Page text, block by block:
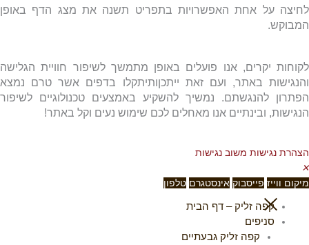
לחיצה על אחת האפשרויות בתפריט תשנה את מצג הדף באופן
המבוקש.
לקוחות יקרים, אנו פועלים באופן מתמשך לשיפור חוויית הגלישה
והנגישות באתר, ועם זאת ייתכןותיתקלו בדפים אשר טרם נמצא
הפתרון להנגשתם. נמשיך להשקיע באמצעים טכנולוגיים לשיפור
הנגישות, ובינתיים אנו מאחלים לכם שימוש נעים וקל באתר!
הצהרת נגישות משוב נגישות
✕
מיקום ווייז פייסבוק אינסטגרם טלפון
קפה זליק – דף הבית
סניפים
קפה זליק גבעתיים